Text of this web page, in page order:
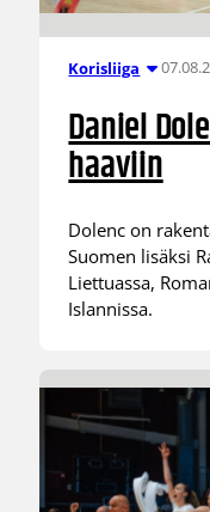
Korisliiga
Daniel
haaviin
Dolenc on
Suomen lisäksi
Liettuassa,
Islannissa.